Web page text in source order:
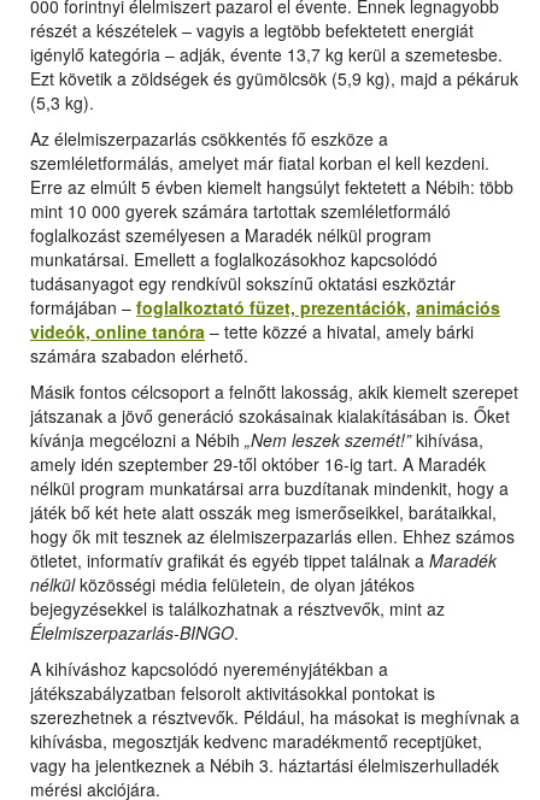
000 forintnyi élelmiszert pazarol el évente. Ennek legnagyobb
részét a készételek – vagyis a legtöbb befektetett energiát
igénylő kategória – adják, évente 13,7 kg kerül a szemetesbe.
Ezt követik a zöldségek és gyümölcsök (5,9 kg), majd a pékáruk
(5,3 kg).
Az élelmiszerpazarlás csökkentés fő eszköze a
szemléletformálás, amelyet már fiatal korban el kell kezdeni.
Erre az elmúlt 5 évben kiemelt hangsúlyt fektetett a Nébih: több
mint 10 000 gyerek számára tartottak szemléletformáló
foglalkozást személyesen a Maradék nélkül program
munkatársai. Emellett a foglalkozásokhoz kapcsolódó
tudásanyagot egy rendkívül sokszínű oktatási eszköztár
formájában – foglalkoztató füzet, prezentációk, animációs
videók, online tanóra – tette közzé a hivatal, amely bárki
számára szabadon elérhető.
Másik fontos célcsoport a felnőtt lakosság, akik kiemelt szerepet
játszanak a jövő generáció szokásainak kialakításában is. Őket
kívánja megcélozni a Nébih „Nem leszek szemét!”kihívása,
amely idén szeptember 29-től október 16-ig tart. A Maradék
nélkül program munkatársai arra buzdítanak mindenkit, hogy a
játék bő két hete alatt osszák meg ismerőseikkel, barátaikkal,
hogy ők mit tesznek az élelmiszerpazarlás ellen. Ehhez számos
ötletet, informatív grafikát és egyéb tippet találnak a Maradék
nélkülközösségi média felületein, de olyan játékos
bejegyzésekkel is találkozhatnak a résztvevők, mint az
Élelmiszerpazarlás-BINGO.
A kihíváshoz kapcsolódó nyereményjátékban a
játékszabályzatban felsorolt aktivitásokkal pontokat is
szerezhetnek a résztvevők. Például, ha másokat is meghívnak a
kihívásba, megosztják kedvenc maradékmentő receptjüket,
vagy ha jelentkeznek a Nébih 3. háztartási élelmiszerhulladék
mérési akciójára.